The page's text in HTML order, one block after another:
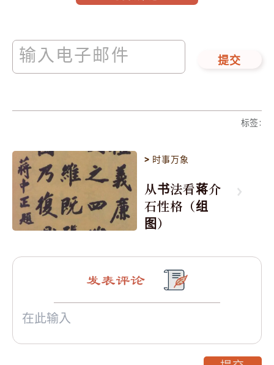
提交
标签:
> 时事万象
从书法看蒋介
石性格（组
图）
发表评论